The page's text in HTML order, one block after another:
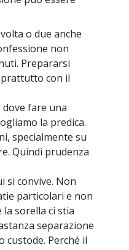
o due anche
non
Prepararsi
con il
fare una
la predica.
specialmente su
Quindi prudenza
si convive. Non
particolari e non
sorella ci stia
separazione
custode. Perché il